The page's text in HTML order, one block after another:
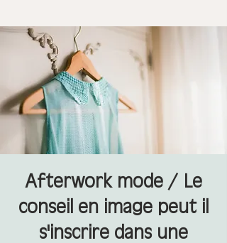
Afterwork mode / Le
conseil en image peut il
s'inscrire dans une